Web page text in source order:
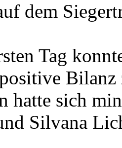
dem
Tag
hatte sich
Silvana